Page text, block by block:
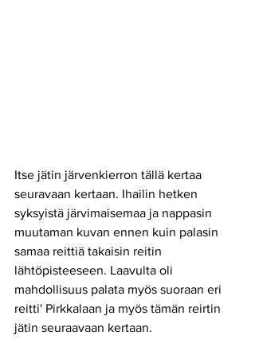
Itse jätin järvenkierron tällä kertaa
seuravaan kertaan. Ihailin hetken
syksyistä järvimaisemaa ja nappasin
muutaman kuvan ennen kuin palasin
samaa reittiä takaisin reitin
lähtöpisteeseen. Laavulta oli
mahdollisuus palata myös suoraan eri
reitti' Pirkkalaan ja myös tämän reirtin
jätin seuraavaan kertaan.